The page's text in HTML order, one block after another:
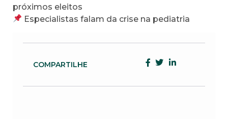
próximos eleitos
Especialistas falam da crise na pediatria
COMPARTILHE